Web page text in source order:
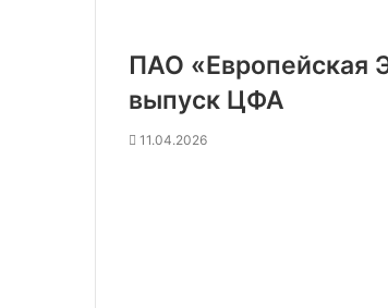
ПАО «Европейская
выпуск ЦФА
11.04.2026